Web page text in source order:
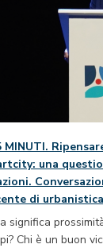
MINUTI.
una
di
significa
Chi è un buon